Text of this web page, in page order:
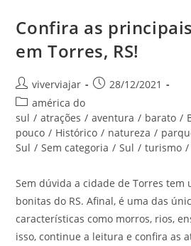
Confira as
em Torres, RS!
Autor
do
post:
viverviajar
Post28/12/2021
Categoria
do
post:
américa do
sul / atrações / aventura / barato /
pouco / Histórico / natureza /
Sul / Sem categoria / Sul / turismo /
Sem dúvida a cidade de Torres tem
bonitas do RS. Afinal, é uma das
características como morros, rios,
isso, continue a leitura e confira as